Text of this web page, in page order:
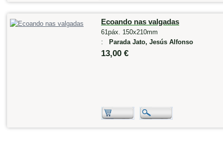
Ecoando nas valgadas
61páx. 150x210mm
: Parada Jato, Jesús Alfonso
13,00 €